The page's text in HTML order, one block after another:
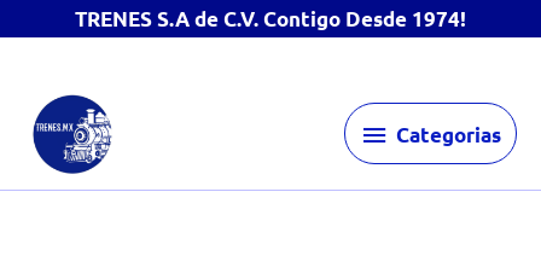
TRENES S.A de C.V. Contigo Desde 1974!
contenido
Categorias
Categorias